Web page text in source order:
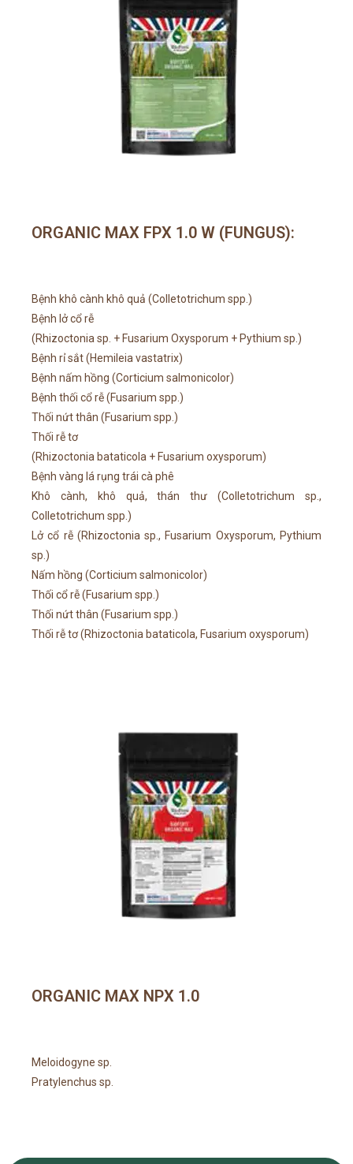
ORGANIC MAX FPX 1.0 W (FUNGUS):
Bệnh khô cành khô quả (Colletotrichum spp.)
Bệnh lở cổ rễ
(Rhizoctonia sp. + Fusarium Oxysporum + Pythium sp.)
Bệnh rỉ sắt (Hemileia vastatrix)
Bệnh nấm hồng (Corticium salmonicolor)
Bệnh thối cổ rễ (Fusarium spp.)
Thối nứt thân (Fusarium spp.)
Thối rễ tơ
(Rhizoctonia bataticola + Fusarium oxysporum)
Bệnh vàng lá rụng trái cà phê
Khô cành, khô quả, thán thư (Colletotrichum sp.,
Colletotrichum spp.)
Lở cổ rễ (Rhizoctonia sp., Fusarium Oxysporum, Pythium
sp.)
Nấm hồng (Corticium salmonicolor)
Thối cổ rễ (Fusarium spp.)
Thối nứt thân (Fusarium spp.)
Thối rễ tơ (Rhizoctonia bataticola, Fusarium oxysporum)
ORGANIC MAX NPX 1.0
Meloidogyne sp.
Pratylenchus sp.